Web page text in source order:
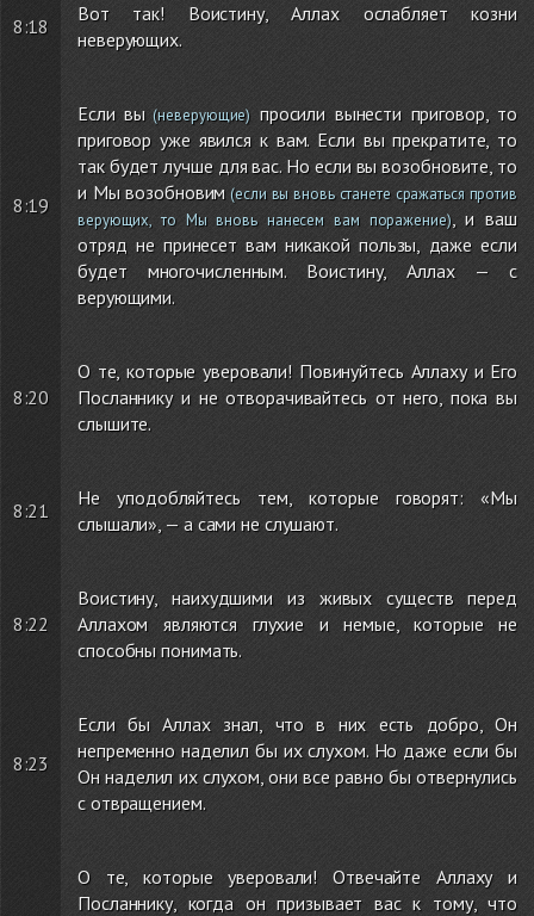
8:18
Вот так! Воистину, Аллах ослабляет козни
неверующих.
8:19
Если вы(неверующие) просили вынести приговор, то
приговор уже явился к вам. Если вы прекратите, то
так будет лучше для вас. Но если вы возобновите, то
и Мы возобновим (если вы вновь станете сражаться против
верующих, то Мы вновь нанесем вам поражение), и ваш
отряд не принесет вам никакой пользы, даже если
будет многочисленным. Воистину, Аллах — с
верующими.
8:20
О те, которые уверовали! Повинуйтесь Аллаху и Его
Посланнику и не отворачивайтесь от него, пока вы
слышите.
8:21
Не уподобляйтесь тем, которые говорят: «Мы
слышали», — а сами не слушают.
8:22
Воистину, наихудшими из живых существ перед
Аллахом являются глухие и немые, которые не
способны понимать.
8:23
Если бы Аллах знал, что в них есть добро, Он
непременно наделил бы их слухом. Но даже если бы
Он наделил их слухом, они все равно бы отвернулись
с отвращением.
О те, которые уверовали! Отвечайте Аллаху и
Посланнику, когда он призывает вас к тому, что